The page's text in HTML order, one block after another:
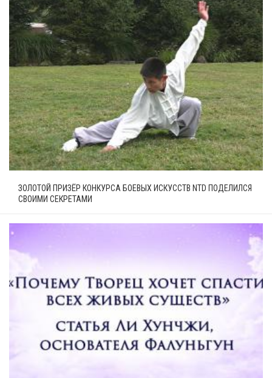
ЗОЛОТОЙ ПРИЗЁР КОНКУРСА БОЕВЫХ ИСКУССТВ NTD ПОДЕЛИЛСЯ
СВОИМИ СЕКРЕТАМИ